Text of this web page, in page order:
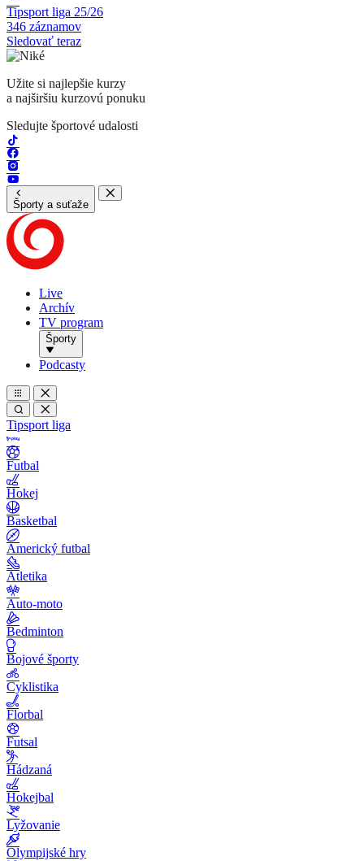
Tipsport liga 25/26
346 záznamov
Sledovať teraz
Užite si najlepšie kurzy
a najširšiu kurzovú ponuku
Sledujte športové udalosti
Športy a suťaže
Live
Archív
TV program
Športy
Podcasty
Tipsport liga
Futbal
Hokej
Basketbal
Americký futbal
Atletika
Auto-moto
Bedminton
Bojové športy
Cyklistika
Florbal
Futsal
Hádzaná
Hokejbal
Lyžovanie
Olympijské hry